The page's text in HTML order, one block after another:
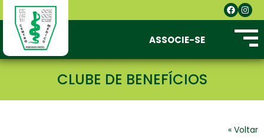
ASSOCIE-SE
CLUBE DE BENEFÍCIOS
« Voltar